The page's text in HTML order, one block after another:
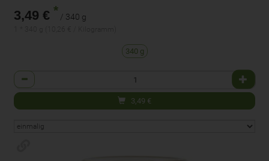
3,49 € * / 340 g
340 g
Anzahl
3,49 €